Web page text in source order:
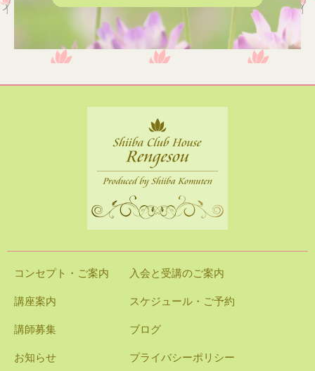
コンセプト・ご案内 入会と受講のご案内
講座案内 スケジュール・ご予約
講師募集 ブログ
お知らせ プライバシーポリシー